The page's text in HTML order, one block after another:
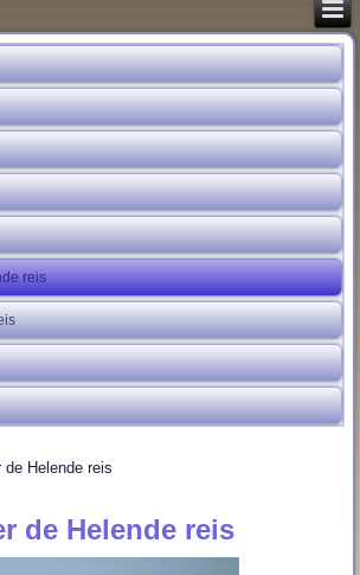
reis
de Helende reis
de Helende reis